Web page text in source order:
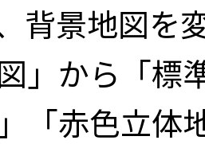
背景地図を
図」から「
「赤色立体